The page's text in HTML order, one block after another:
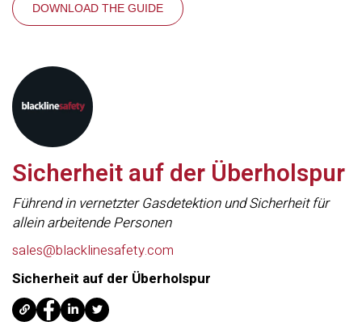
DOWNLOAD THE GUIDE
Sicherheit auf der Überholspur
Führend in vernetzter Gasdetektion und Sicherheit für
allein arbeitende Personen
sales@blacklinesafety.com
Sicherheit auf der Überholspur